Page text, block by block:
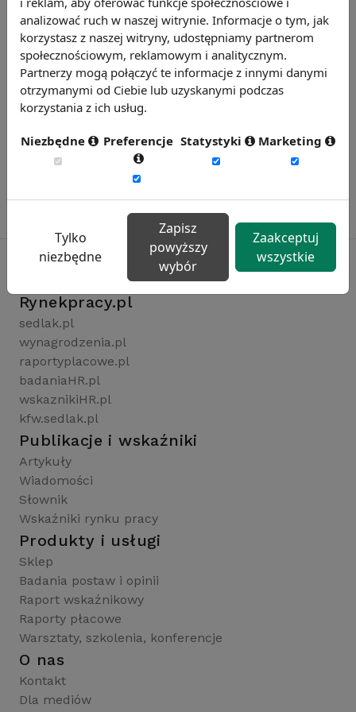
Rynekpracy.pl
sedlak.pl
wynagrodzenia.pl
raportyplacowe.pl
badaniaHR.pl
wskaznikiHR.pl
kfw.sedlak.pl
Publikacje i wskaźniki
Artykuły
Wiadomości
Słownik
Wskaźniki rynku pracy
Produkty i usługi
Sklep
Badania postaw i opinii
Raport wskaźnikowy
Raporty płacowe
Warsztaty, szkolenia, konferencje
O nas
Kontakt
Dla mediów
analizować ruch w naszej witrynie. Informacje o tym, jak
korzystasz z naszej witryny, udostępniamy partnerom
społecznościowym, reklamowym i analitycznym.
Partnerzy mogą połączyć te informacje z innymi danymi
otrzymanymi od Ciebie lub uzyskanymi podczas
korzystania z ich usług.
Niezbędne Preferencje Statystyki Marketing
Tylko
niezbędne
Zapisz
powyższy
wybór
Zaakceptuj
wszystkie